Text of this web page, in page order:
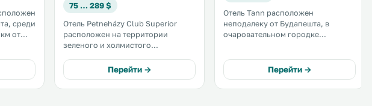
среди
от
.
75 … 289 $
Отель Petneházy Club Superior
расположен на территории
зеленого и холмистого
услугам гостей теннисные корты,
бесплатный Wi-Fi и трансфер до
станции метро Széll Kálmán tér. .
Перейти →
Отель Tann расположен
неподалеку от Будапешта, в
очаровательном городке
бесплатная частная парковка на
территории. .
Перейти →